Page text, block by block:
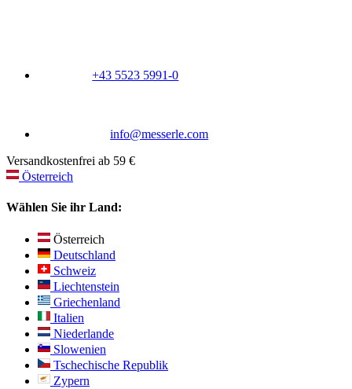
+43 5523 5991-0
info@messerle.com
Versandkostenfrei ab 59 €
Österreich
Wählen Sie ihr Land:
Österreich
Deutschland
Schweiz
Liechtenstein
Griechenland
Italien
Niederlande
Slowenien
Tschechische Republik
Zypern